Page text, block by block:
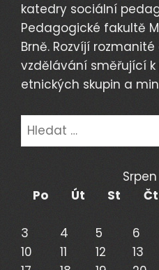
katedry sociální
Pedagogické fakultě
Brně. Rozvíjí
vzdělávání směřující
etnických skupin a
Vyhledávání
Po
Út St Čt
3
4 5 6
10
11 12 13